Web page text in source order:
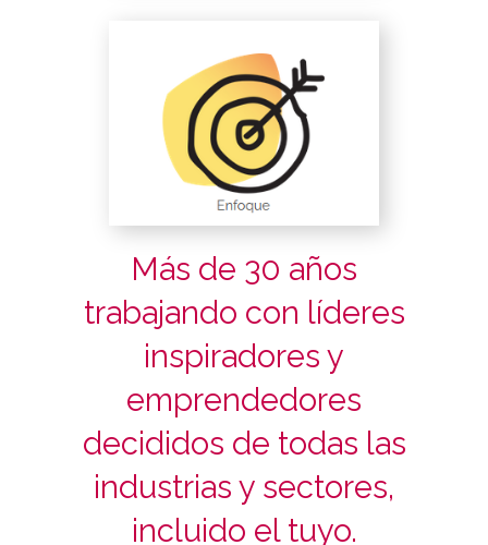
Más de 30 años
trabajando con líderes
inspiradores y
emprendedores
decididos de todas las
industrias y sectores,
incluido el tuyo.